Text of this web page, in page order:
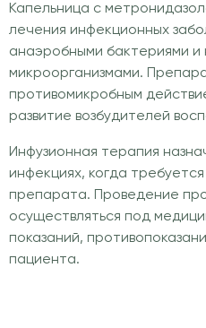
Капельница с
лечения инфекционных
анаэробными бактериями
микроорганизмами.
противомикробным
развитие возбудителей
Инфузионная терапия
инфекциях, когда
препарата. Проведение
осуществляться под
показаний,
пациента.